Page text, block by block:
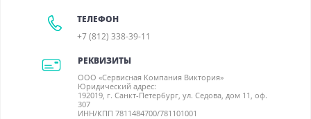
ТЕЛЕФОН
+7 (812) 338-39-11
РЕКВИЗИТЫ
ООО «Сервисная Компания Виктория»
Юридический адрес:
192019, г. Санкт-Петербург, ул. Седова, дом 11, оф.
307
ИНН/КПП 7811484700/781101001